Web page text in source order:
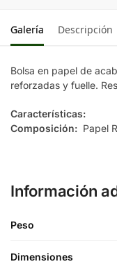
Galería Descripción
Bolsa en papel de
reforzadas y fuelle.
Características:
Composición: Papel
Información
Peso
Dimensiones